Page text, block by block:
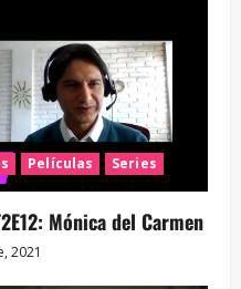
Películas Series
Mónica del Carmen
2021